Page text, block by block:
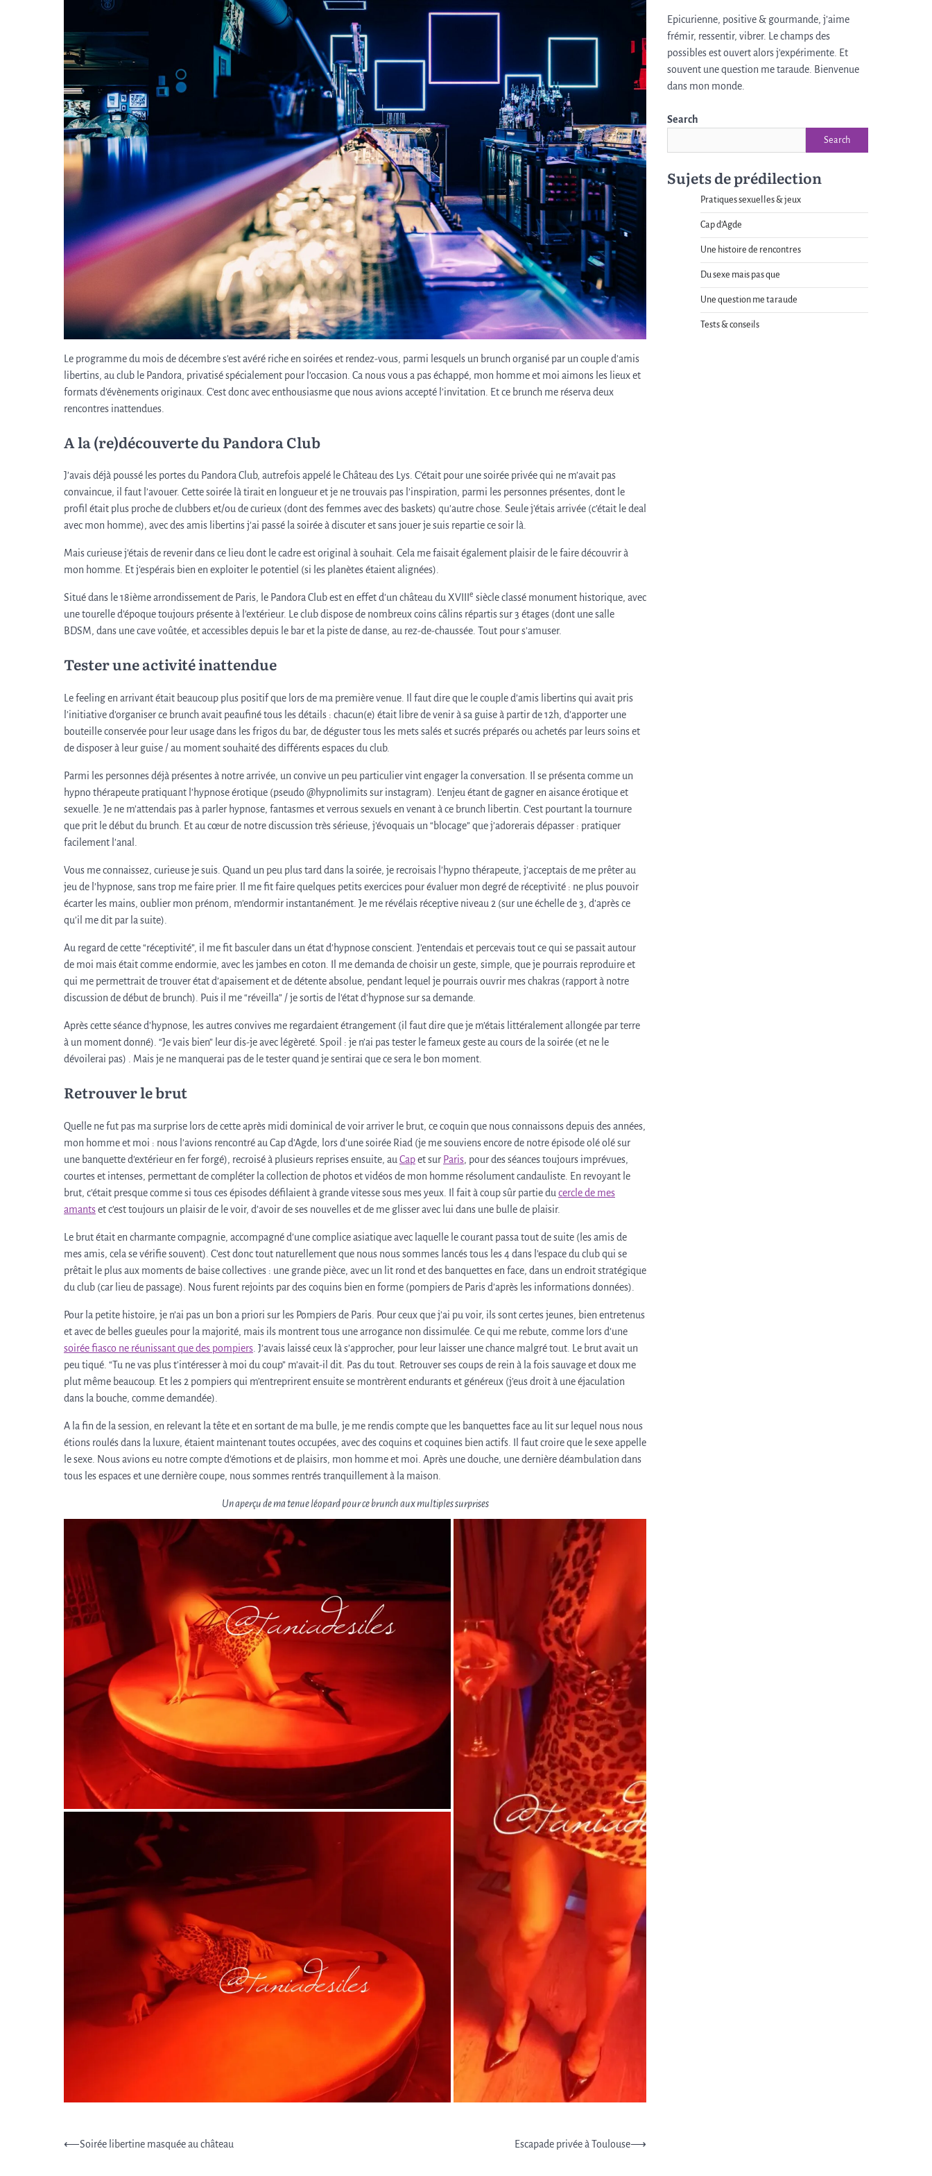
Le programme du mois de décembre s’est avéré riche en soirées et rendez-vous, parmi lesquels un brunch organisé par un couple d’amis
libertins, au club le Pandora, privatisé spécialement pour l’occasion. Ca nous vous a pas échappé, mon homme et moi aimons les lieux et
formats d’évènements originaux. C’est donc avec enthousiasme que nous avions accepté l’invitation. Et ce brunch me réserva deux
rencontres inattendues.
A la (re)découverte du Pandora Club
J’avais déjà poussé les portes du Pandora Club, autrefois appelé le Château des Lys. C’était pour une soirée privée qui ne m’avait pas
convaincue, il faut l’avouer. Cette soirée là tirait en longueur et je ne trouvais pas l’inspiration, parmi les personnes présentes, dont le
profil était plus proche de clubbers et/ou de curieux (dont des femmes avec des baskets) qu’autre chose. Seule j’étais arrivée (c’était le deal
avec mon homme), avec des amis libertins j’ai passé la soirée à discuter et sans jouer je suis repartie ce soir là.
Mais curieuse j’étais de revenir dans ce lieu dont le cadre est original à souhait. Cela me faisait également plaisir de le faire découvrir à
mon homme. Et j’espérais bien en exploiter le potentiel (si les planètes étaient alignées).
Situé dans le 18ième arrondissement de Paris, le Pandora Club est en effet d’un château du XVIII e siècle classé monument historique, avec
une tourelle d’époque toujours présente à l’extérieur. Le club dispose de nombreux coins câlins répartis sur 3 étages (dont une salle
BDSM, dans une cave voûtée, et accessibles depuis le bar et la piste de danse, au rez-de-chaussée. Tout pour s’amuser.
Tester une activité inattendue
Le feeling en arrivant était beaucoup plus positif que lors de ma première venue. Il faut dire que le couple d’amis libertins qui avait pris
l’initiative d’organiser ce brunch avait peaufiné tous les détails : chacun(e) était libre de venir à sa guise à partir de 12h, d’apporter une
bouteille conservée pour leur usage dans les frigos du bar, de déguster tous les mets salés et sucrés préparés ou achetés par leurs soins et
de disposer à leur guise / au moment souhaité des différents espaces du club.
Parmi les personnes déjà présentes à notre arrivée, un convive un peu particulier vint engager la conversation. Il se présenta comme un
hypno thérapeute pratiquant l’hypnose érotique (pseudo @hypnolimits sur instagram). L’enjeu étant de gagner en aisance érotique et
sexuelle. Je ne m’attendais pas à parler hypnose, fantasmes et verrous sexuels en venant à ce brunch libertin. C’est pourtant la tournure
que prit le début du brunch. Et au cœur de notre discussion très sérieuse, j’évoquais un “blocage” que j’adorerais dépasser : pratiquer
facilement l’anal.
Vous me connaissez, curieuse je suis. Quand un peu plus tard dans la soirée, je recroisais l’hypno thérapeute, j’acceptais de me prêter au
jeu de l’hypnose, sans trop me faire prier. Il me fit faire quelques petits exercices pour évaluer mon degré de réceptivité : ne plus pouvoir
écarter les mains, oublier mon prénom, m’endormir instantanément. Je me révélais réceptive niveau 2 (sur une échelle de 3, d’après ce
qu’il me dit par la suite).
Au regard de cette “réceptivité”, il me fit basculer dans un état d’hypnose conscient. J’entendais et percevais tout ce qui se passait autour
de moi mais était comme endormie, avec les jambes en coton. Il me demanda de choisir un geste, simple, que je pourrais reproduire et
qui me permettrait de trouver état d’apaisement et de détente absolue, pendant lequel je pourrais ouvrir mes chakras (rapport à notre
discussion de début de brunch). Puis il me “réveilla” / je sortis de l’état d’hypnose sur sa demande.
Après cette séance d’hypnose, les autres convives me regardaient étrangement (il faut dire que je m’étais littéralement allongée par terre
à un moment donné). “Je vais bien” leur dis-je avec légèreté. Spoil : je n’ai pas tester le fameux geste au cours de la soirée (et ne le
dévoilerai pas) . Mais je ne manquerai pas de le tester quand je sentirai que ce sera le bon moment.
Retrouver le brut
Quelle ne fut pas ma surprise lors de cette après midi dominical de voir arriver le brut, ce coquin que nous connaissons depuis des années,
mon homme et moi : nous l’avions rencontré au Cap d’Agde, lors d’une soirée Riad (je me souviens encore de notre épisode olé olé sur
une banquette d’extérieur en fer forgé), recroisé à plusieurs reprises ensuite, au Capet sur Paris, pour des séances toujours imprévues,
courtes et intenses, permettant de compléter la collection de photos et vidéos de mon homme résolument candauliste. En revoyant le
brut, c’était presque comme si tous ces épisodes défilaient à grande vitesse sous mes yeux. Il fait à coup sûr partie du cercle de mes
amantset c’est toujours un plaisir de le voir, d’avoir de ses nouvelles et de me glisser avec lui dans une bulle de plaisir.
Le brut était en charmante compagnie, accompagné d’une complice asiatique avec laquelle le courant passa tout de suite (les amis de
mes amis, cela se vérifie souvent). C’est donc tout naturellement que nous nous sommes lancés tous les 4 dans l’espace du club qui se
prêtait le plus aux moments de baise collectives : une grande pièce, avec un lit rond et des banquettes en face, dans un endroit stratégique
du club (car lieu de passage). Nous furent rejoints par des coquins bien en forme (pompiers de Paris d’après les informations données).
Pour la petite histoire, je n’ai pas un bon a priori sur les Pompiers de Paris. Pour ceux que j’ai pu voir, ils sont certes jeunes, bien entretenus
et avec de belles gueules pour la majorité, mais ils montrent tous une arrogance non dissimulée. Ce qui me rebute, comme lors d’une
soirée fiasco ne réunissant que des pompiers . J’avais laissé ceux là s’approcher, pour leur laisser une chance malgré tout. Le brut avait un
peu tiqué. “Tu ne vas plus t’intéresser à moi du coup” m’avait-il dit. Pas du tout. Retrouver ses coups de rein à la fois sauvage et doux me
plut même beaucoup. Et les 2 pompiers qui m’entreprirent ensuite se montrèrent endurants et généreux (j’eus droit à une éjaculation
dans la bouche, comme demandée).
A la fin de la session, en relevant la tête et en sortant de ma bulle, je me rendis compte que les banquettes face au lit sur lequel nous nous
étions roulés dans la luxure, étaient maintenant toutes occupées, avec des coquins et coquines bien actifs. Il faut croire que le sexe appelle
le sexe. Nous avions eu notre compte d’émotions et de plaisirs, mon homme et moi. Après une douche, une dernière déambulation dans
tous les espaces et une dernière coupe, nous sommes rentrés tranquillement à la maison.
Un aperçu de ma tenue léopard pour ce brunch aux multiples surprises
Post
⟵Soirée libertine masquée au château Escapade privée à Toulouse⟶
Epicurienne, positive & gourmande, j’aime
frémir, ressentir, vibrer. Le champs des
possibles est ouvert alors j'expérimente. Et
souvent une question me taraude. Bienvenue
dans mon monde.
Search
Search
Sujets de prédilection
Pratiques sexuelles & jeux
Cap d'Agde
Une histoire de rencontres
Du sexe mais pas que
Une question me taraude
Tests & conseils